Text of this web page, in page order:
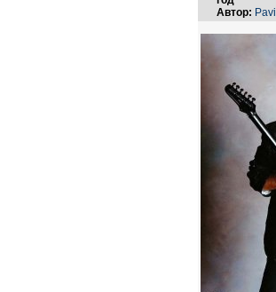
Автор: Pavil